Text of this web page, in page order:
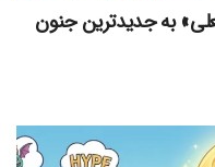
به جدیدترین جنون